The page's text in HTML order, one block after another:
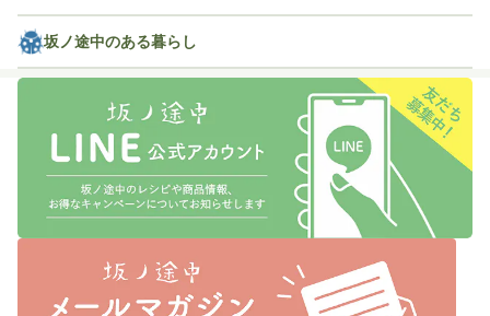
坂ノ途中のある暮らし